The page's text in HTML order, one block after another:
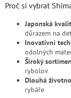
Proč si vybrat
Japonská
důrazem na
Inovativní
odolných
Široký
rybolov
Dlouhá
rybáře